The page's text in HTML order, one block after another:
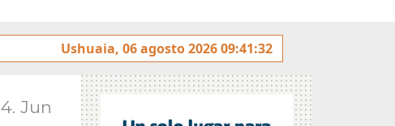
La Escuela Municipal de Emprendedores impulsa la
Ushuaia, 06 agosto 2026 09:41:32
Jun